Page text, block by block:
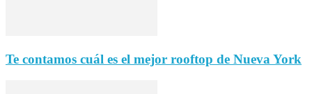
Te contamos cuál es el mejor rooftop de Nueva York